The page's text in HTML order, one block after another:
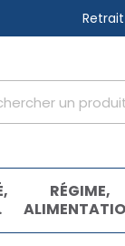
service
RÉGIME,
&